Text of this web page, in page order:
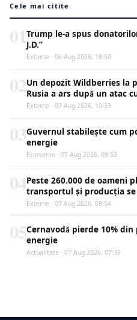
Cele mai citite
Trump le-a spus
J.D.”
Externe · 06 Aug 2026, 18:50
Un depozit Wildberries la
Rusia a ars după un atac
Externe · 07 Aug 2026, 10:33
Guvernul stabilește cum
energie
Economie · 07 Aug 2026, 09:53
Peste 260.000 de oameni
transportul și producția se
Externe · 07 Aug 2026, 08:54
Cernavodă pierde 10%
energie
Actualitate · 07 Aug 2026, 07:39